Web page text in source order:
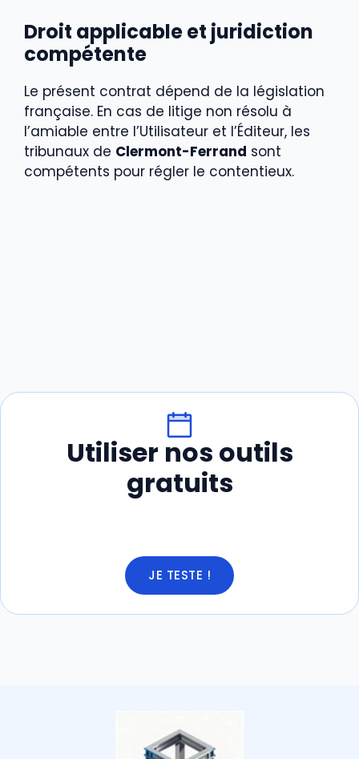
Droit applicable et juridiction
compétente
Le présent contrat dépend de la législation
française. En cas de litige non résolu à
l’amiable entre l’Utilisateur et l’Éditeur, les
tribunaux de Clermont-Ferrand sont
compétents pour régler le contentieux.
Utiliser nos outils
gratuits
JE TESTE !